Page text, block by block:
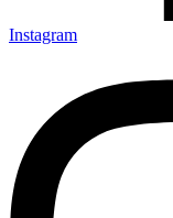
Instagram